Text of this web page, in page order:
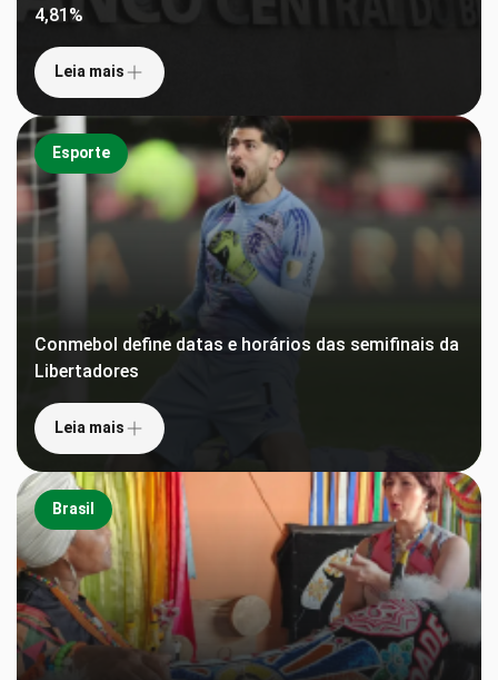
4,81%
Leia mais
Esporte
Conmebol define datas e horários das semifinais da
Libertadores
Leia mais
Brasil